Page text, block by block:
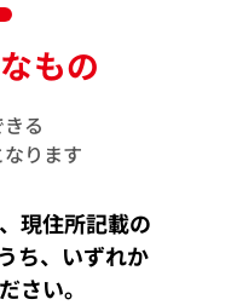
もの
る
ります
現住所記載の
、 いずれか
さい。